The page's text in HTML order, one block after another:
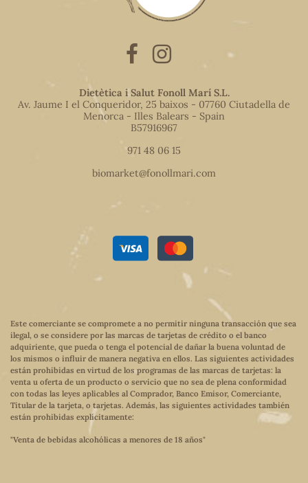
Dietètica i Salut Fonoll Marí S.L.
Av. Jaume I el Conqueridor, 25 baixos - 07760 Ciutadella de
Menorca - Illes Balears - Spain
B57916967
971 48 06 15
biomarket@fonollmari.com
Este comerciante se compromete a no permitir ninguna transacción que sea
ilegal, o se considere por las marcas de tarjetas de crédito o el banco
adquiriente, que pueda o tenga el potencial de dañar la buena voluntad de
los mismos o influir de manera negativa en ellos. Las siguientes actividades
están prohibidas en virtud de los programas de las marcas de tarjetas: la
venta u oferta de un producto o servicio que no sea de plena conformidad
con todas las leyes aplicables al Comprador, Banco Emisor, Comerciante,
Titular de la tarjeta, o tarjetas. Además, las siguientes actividades también
están prohibidas explícitamente:
"Venta de bebidas alcohólicas a menores de 18 años"